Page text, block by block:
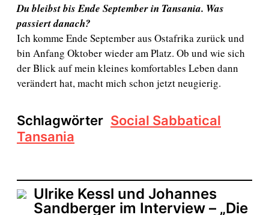
Du bleibst bis Ende September in Tansania. Was
passiert danach?
Ich komme Ende September aus Ostafrika zurück und
bin Anfang Oktober wieder am Platz. Ob und wie sich
der Blick auf mein kleines komfortables Leben dann
verändert hat, macht mich schon jetzt neugierig.
Schlagwörter Social Sabbatical
Tansania
Ulrike Kessl und Johannes
Sandberger im Interview – „Die